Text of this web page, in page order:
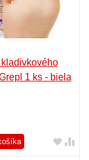
1 ks - biela